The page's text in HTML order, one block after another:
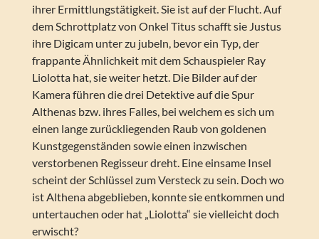
ihrer Ermittlungstätigkeit. Sie ist auf der Flucht. Auf
dem Schrottplatz von Onkel Titus schafft sie Justus
ihre Digicam unter zu jubeln, bevor ein Typ, der
frappante Ähnlichkeit mit dem Schauspieler Ray
Liolotta hat, sie weiter hetzt. Die Bilder auf der
Kamera führen die drei Detektive auf die Spur
Althenas bzw. ihres Falles, bei welchem es sich um
einen lange zurückliegenden Raub von goldenen
Kunstgegenständen sowie einen inzwischen
verstorbenen Regisseur dreht. Eine einsame Insel
scheint der Schlüssel zum Versteck zu sein. Doch wo
ist Althena abgeblieben, konnte sie entkommen und
untertauchen oder hat „Liolotta“ sie vielleicht doch
erwischt?